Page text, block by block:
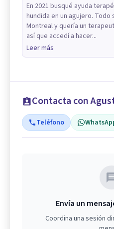
En 2021 busqué ayuda
hundida en un agujero. Todo
Montreal y quería un
así que accedí a hacer...
Leer más
Contacta con
Teléfono
Envía un
Coordina una sesión